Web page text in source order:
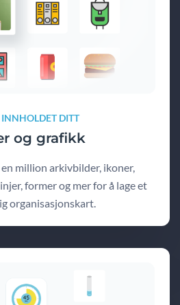
INNHOLDET DITT
og grafikk
million arkivbilder, ikoner,
former og mer for å lage et
organisasjonskart.